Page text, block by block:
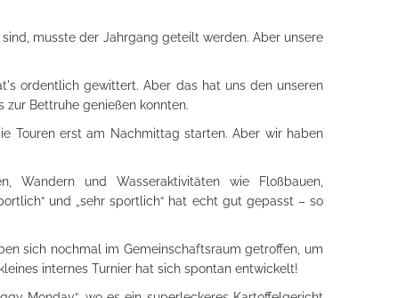
musste der Jahrgang geteilt werden. Aber unsere
ordentlich gewittert. Aber das hat uns den unseren
Bettruhe genießen konnten.
Touren erst am Nachmittag starten. Aber wir haben
Wandern und Wasseraktivitäten wie Floßbauen,
und „sehr sportlich“ hat echt gut gepasst – so
sich nochmal im Gemeinschaftsraum getroffen, um
internes Turnier hat sich spontan entwickelt!